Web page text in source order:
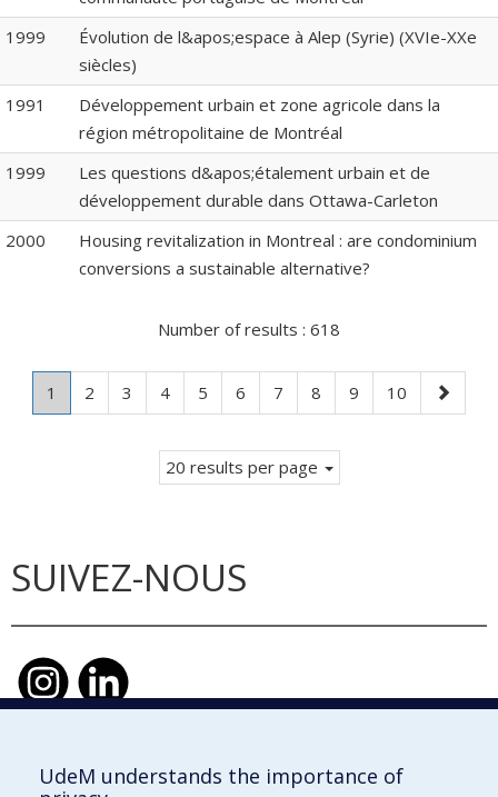
1999
Évolution de l&apos;espace à Alep (Syrie) (XVIe-XXe
siècles)
1991
Développement urbain et zone agricole dans la
région métropolitaine de Montréal
1999
Les questions d&apos;étalement urbain et de
développement durable dans Ottawa-Carleton
2000
Housing revitalization in Montreal : are condominium
conversions a sustainable alternative?
Number of results : 618
Page
1
Current
Page
2 Page
3 Page
4 Page
5 Page
6 Page
7 Page
8 Page
9 Page
10
Next
page
20 results per page
SUIVEZ-NOUS
École d'urbanisme et d'architecture de
UdeM understands the importance of